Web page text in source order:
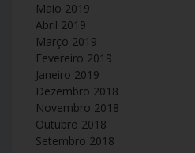
Maio 2019
Abril 2019
Março 2019
Fevereiro 2019
Janeiro 2019
Dezembro 2018
Novembro 2018
Outubro 2018
Setembro 2018